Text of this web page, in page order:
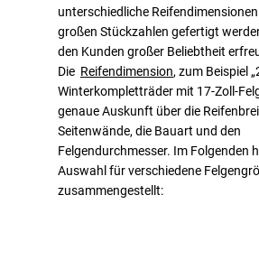
unterschiedliche
großen Stückzahlen gefertigt
den Kunden großer Beliebtheit
Die Reifendimension, zum Beispiel
Winterkompletträder mit 17-Zoll-
genaue Auskunft über die
Seitenwände, die Bauart und den
Felgendurchmesser. Im Folgenden
Auswahl für verschiedene
zusammengestellt: